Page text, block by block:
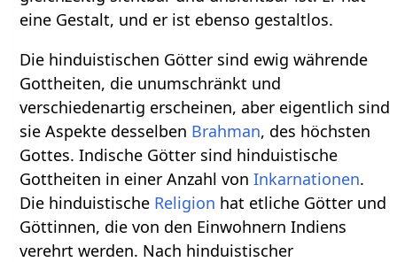
eine Gestalt, und er ist ebenso gestaltlos.
Die hinduistischen Götter sind ewig währende
Gottheiten, die unumschränkt und
verschiedenartig erscheinen, aber eigentlich sind
sie Aspekte desselben Brahman, des höchsten
Gottes. Indische Götter sind hinduistische
Gottheiten in einer Anzahl vonInkarnationen.
Die hinduistische Religion hat etliche Götter und
Göttinnen, die von den Einwohnern Indiens
verehrt werden. Nach hinduistischer